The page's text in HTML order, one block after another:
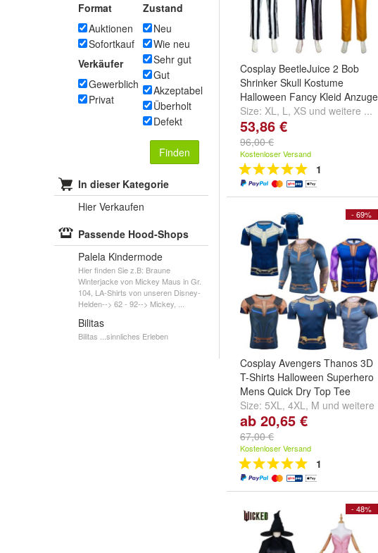
Format
Auktionen
Sofortkauf
Verkäufer
Gewerblich
Privat
Zustand
Neu
Wie neu
Sehr gut
Gut
Akzeptabel
Überholt
Defekt
Finden
In dieser Kategorie
Hier Verkaufen
Passende Hood-Shops
Palela Kindermode
Hier finden Sie z.B: Braune
Winterjacke von Mickey Maus in Gr.
104, LA-Shirts von unseren Disney-
Helden--> 62 - 92--> Mickey, ...
Bilitas
Bilitas ...sinnliches Erleben
Cosplay BeetleJuice 2 Bob
Shrinker Skull Kostume
Halloween Fancy Kleid Anzuge
Size: XL, L, XS und weitere ...
53,86 €
96,00 €
Kostenloser Versand
1
- 69%
Cosplay Avengers Thanos 3D
T-Shirts Halloween Superhero
Mens Quick Dry Top Tee
Size: 5XL, 4XL, M und weitere
...
ab 20,65 €
67,00 €
Kostenloser Versand
1
- 48%